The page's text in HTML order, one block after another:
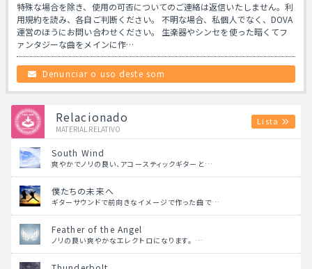
特殊な場合を除き、使用の可否についてのご連絡は返信いたしません。利
用規約を読み、各自ご判断ください。 不明な場合、私個人でなく、DOVA
運営のほうにお問い合わせください。 生楽器やシンセを使った暗くてフ
ァンタジーな曲をメインに作…
Denunciar o uso deste som
Relacionado
MATERIAL RELATIVO
Lista
South Wind
爽やかでノリの良い、アコースティックギターと…
僕たちの未来へ
ギターサウンドで前向きなイメージで作った曲で…
Feather of the Angel
ノリの良い爽やかなエレクトロになります。 …